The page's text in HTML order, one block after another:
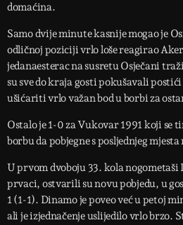
domaćina.
Samo dvije minute kasnije mogao je
odličnoj poziciji vrlo loše reagirao
jedanaesterac na susretu Osječani
su sve do kraja gosti pokušavali
ušićariti vrlo važan bod u borbi za
Ostalo je 1-0 za Vukovar 1991 koji se
borbu da pobjegne s posljednjeg
U prvom dvoboju 33. kola
prvaci, ostvarili su novu pobjedu, u
1 (1-1). Dinamo je poveo već u petoj
ali je izjednačenje uslijedilo vrlo brzo.